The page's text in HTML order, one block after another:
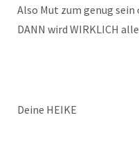
Also Mut zum genug sein
DANN wird WIRKLICH
Deine HEIKE